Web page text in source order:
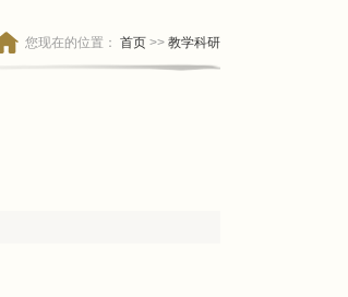
您现在的位置： 首页 >> 教学科研